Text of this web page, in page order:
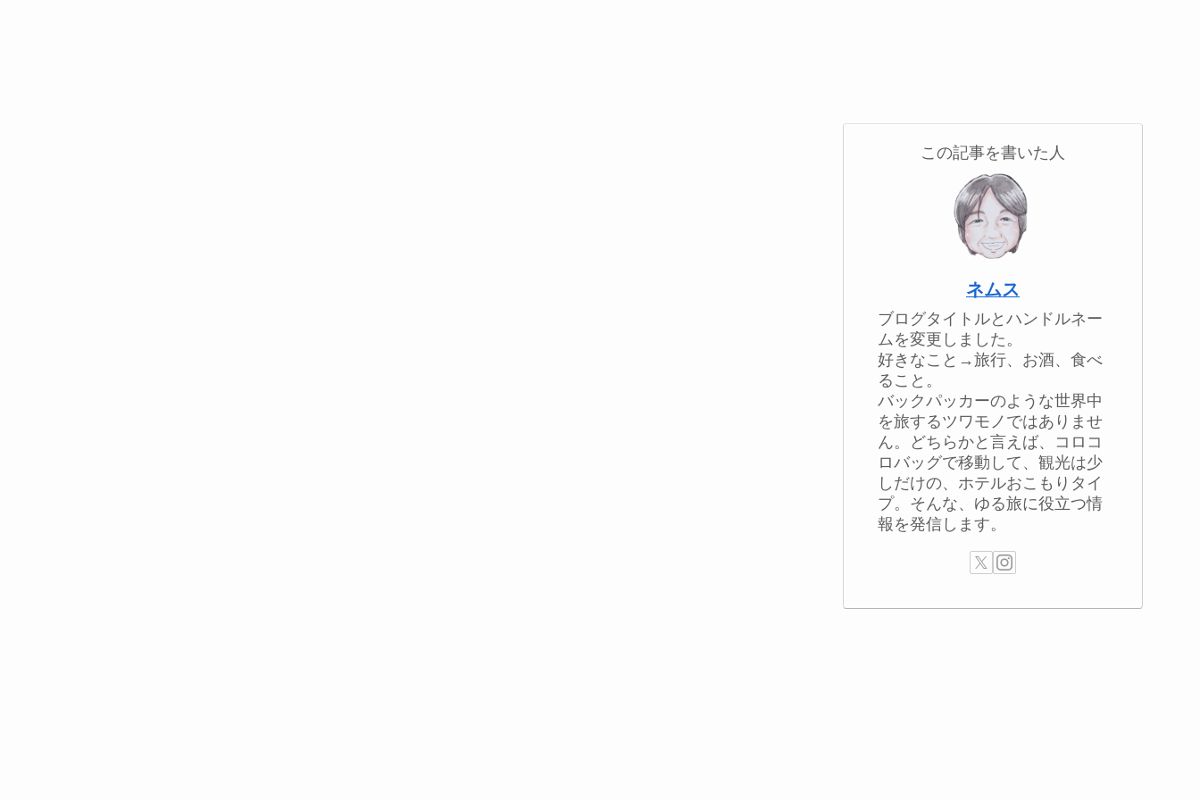
この記事を書いた人
ネムス
ブログタイトルとハンドルネー
ムを変更しました。
好きなこと→旅行、お酒、食べ
ること。
バックパッカーのような世界中
を旅するツワモノではありませ
ん。どちらかと言えば、コロコ
ロバッグで移動して、観光は少
しだけの、ホテルおこもりタイ
プ。そんな、ゆる旅に役立つ情
報を発信します。